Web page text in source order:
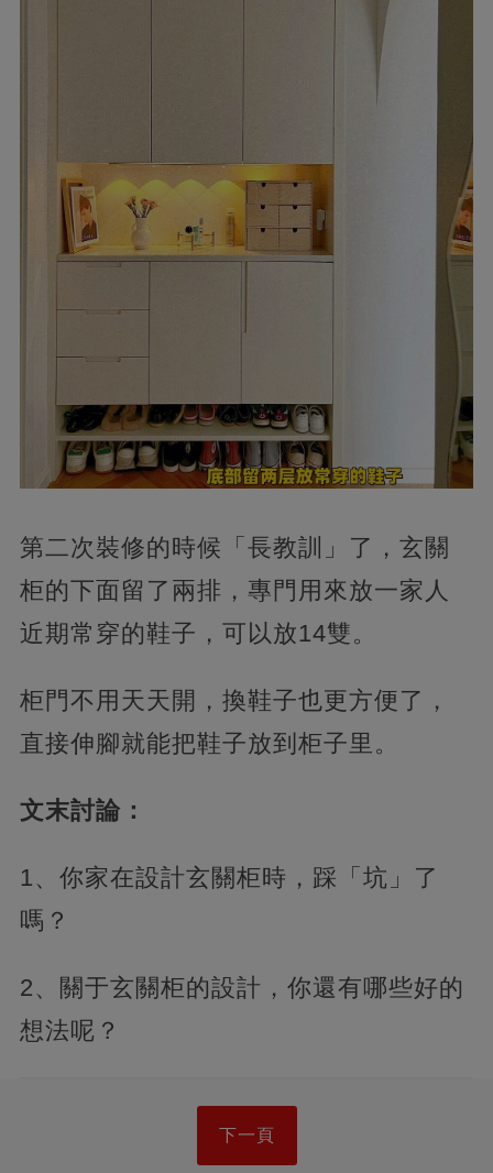
第二次裝修的時候「長教訓」了，玄關
柜的下面留了兩排，專門用來放一家人
近期常穿的鞋子，可以放14雙。
柜門不用天天開，換鞋子也更方便了，
直接伸腳就能把鞋子放到柜子里。
​文末討論：
1、你家在設計玄關柜時，踩「坑」了
嗎？
2、關于玄關柜的設計，你還有哪些好的
想法呢？
下一頁